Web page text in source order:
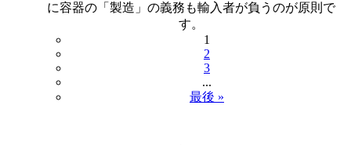
に容器の「製造」の義務も輸入者が負うのが原則で
す。
1
2
3
...
最後 »